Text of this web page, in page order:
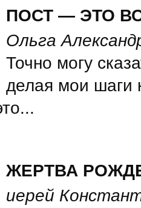
ПОСТ — ЭТО
Ольга
Точно могу
делая мои шаги
ЖЕРТВА
иерей